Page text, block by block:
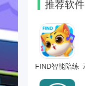
推荐软件
FIND智能陪练